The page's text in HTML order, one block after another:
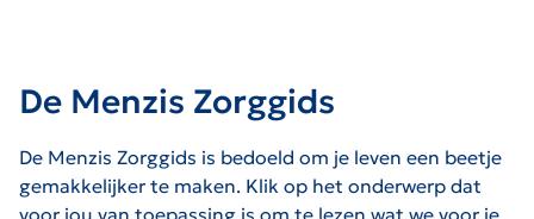
De Menzis Zorggids
De Menzis Zorggids is bedoeld om je leven een beetje
gemakkelijker te maken. Klik op het onderwerp dat
voor jou van toepassing is om te lezen wat we voor je